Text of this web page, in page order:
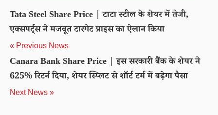
Tata Steel Share Price | टाटा स्टील के शेयर में तेजी,
एक्सपर्ट्स ने मजबूत टारगेट प्राइस का ऐलान किया
« Previous News
Canara Bank Share Price | इस सरकारी बैंक के शेयर ने
625% रिटर्न दिया, शेयर स्प्लिट से शॉर्ट टर्म में बढ़ेगा पैसा
Next News »